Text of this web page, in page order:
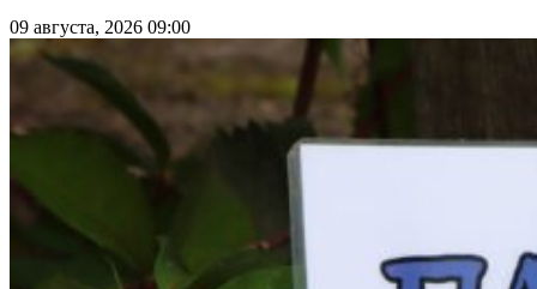
09 августа, 2026 09:00